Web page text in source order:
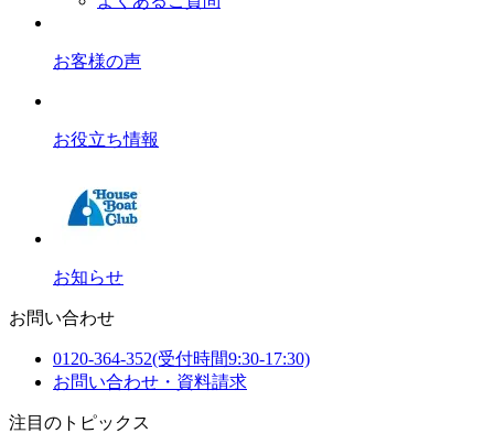
お客様の声
お役立ち情報
お知らせ
お問い合わせ
0120-364-352(受付時間9:30-17:30)
お問い合わせ・資料請求
注目のトピックス